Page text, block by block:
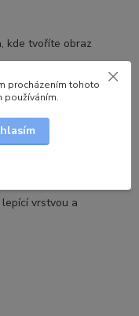
kde tvoříte obraz
který ozdobí Váš
dárkem, který zabaví a
okrasu.
obrázku.
vrstvou a
procházením tohoto
používáním.